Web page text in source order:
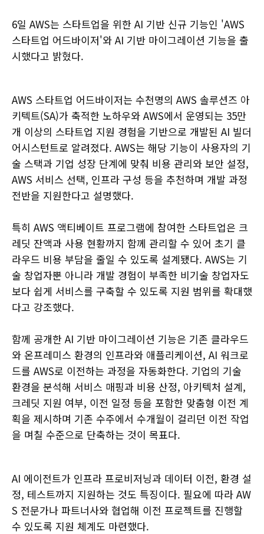
6일 AWS는 스타트업을 위한 AI 기반 신규 기능인 'AWS
스타트업 어드바이저'와 AI 기반 마이그레이션 기능을 출
시했다고 밝혔다.
AWS 스타트업 어드바이저는 수천명의 AWS 솔루션즈 아
키텍트(SA)가 축적한 노하우와 AWS에서 운영되는 35만
개 이상의 스타트업 지원 경험을 기반으로 개발된 AI 빌더
어시스턴트로 알려졌다. AWS는 해당 기능이 사용자의 기
술 스택과 기업 성장 단계에 맞춰 비용 관리와 보안 설정,
AWS 서비스 선택, 인프라 구성 등을 추천하며 개발 과정
전반을 지원한다고 설명했다.
특히 AWS 액티베이트 프로그램에 참여한 스타트업은 크
레딧 잔액과 사용 현황까지 함께 관리할 수 있어 초기 클
라우드 비용 부담을 줄일 수 있도록 설계됐다. AWS는 기
술 창업자뿐 아니라 개발 경험이 부족한 비기술 창업자도
보다 쉽게 서비스를 구축할 수 있도록 지원 범위를 확대했
다고 강조했다.
함께 공개한 AI 기반 마이그레이션 기능은 기존 클라우드
와 온프레미스 환경의 인프라와 애플리케이션, AI 워크로
드를 AWS로 이전하는 과정을 자동화한다. 기업의 기술
환경을 분석해 서비스 매핑과 비용 산정, 아키텍처 설계,
크레딧 지원 여부, 이전 일정 등을 포함한 맞춤형 이전 계
획을 제시하며 기존 수주에서 수개월이 걸리던 이전 작업
을 며칠 수준으로 단축하는 것이 목표다.
AI 에이전트가 인프라 프로비저닝과 데이터 이전, 환경 설
정, 테스트까지 지원하는 것도 특징이다. 필요에 따라 AW
S 전문가나 파트너사와 협업해 이전 프로젝트를 진행할
수 있도록 지원 체계도 마련했다.